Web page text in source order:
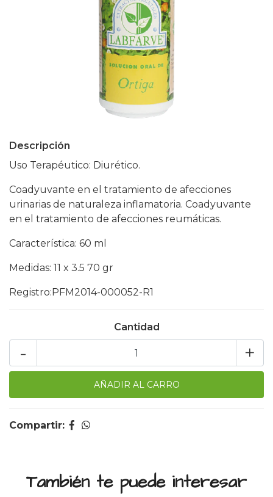
Descripción
Uso Terapéutico: Diurético.
Coadyuvante en el tratamiento de afecciones
urinarias de naturaleza inflamatoria. Coadyuvante
en el tratamiento de afecciones reumáticas.
Característica: 60 ml
Medidas: 11 x 3.5 70 gr
Registro:PFM2014-000052-R1
Cantidad
+
-
Compartir:
También te puede interesar